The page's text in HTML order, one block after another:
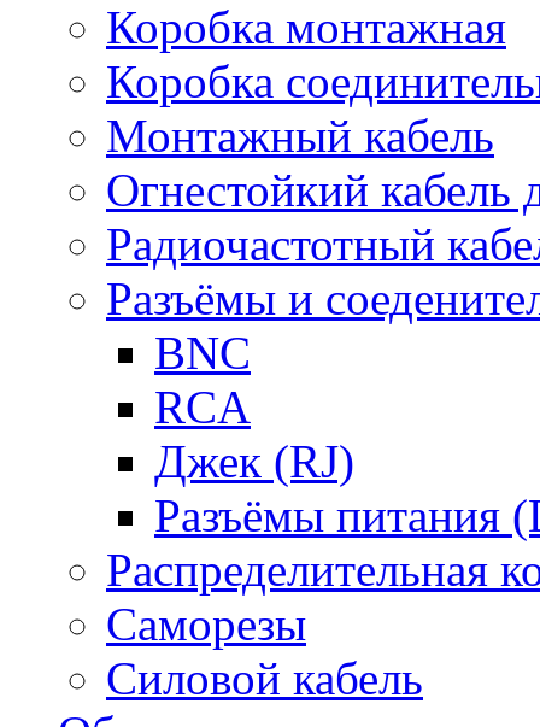
Коробка монтажная
Коробка
Монтажный кабель
Огнестойкий
Радиочастотный
Разъёмы и
BNC
RCA
Джек (RJ)
Разъёмы питания
Распределительная
Саморезы
Силовой кабель